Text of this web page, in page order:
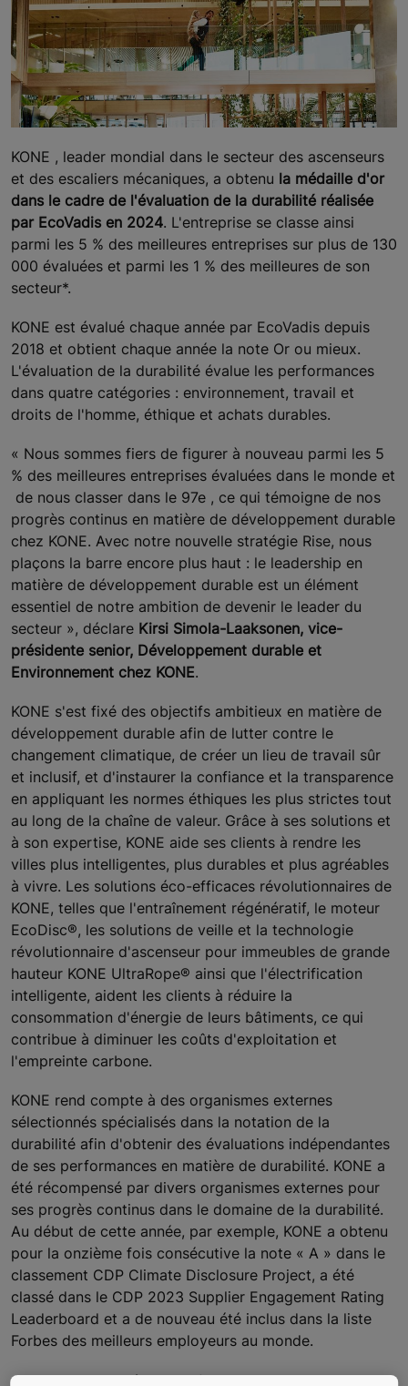
KONE , leader mondial dans le secteur des ascenseurs
et des escaliers mécaniques, a obtenu la médaille d'or
dans le cadre de l'évaluation de la durabilité réalisée
par EcoVadis en 2024. L'entreprise se classe ainsi
parmi les 5 % des meilleures entreprises sur plus de 130
000 évaluées et parmi les 1 % des meilleures de son
secteur*.
KONE est évalué chaque année par EcoVadis depuis
2018 et obtient chaque année la note Or ou mieux.
L'évaluation de la durabilité évalue les performances
dans quatre catégories : environnement, travail et
droits de l'homme, éthique et achats durables.
« Nous sommes fiers de figurer à nouveau parmi les 5
% des meilleures entreprises évaluées dans le monde et
de nous classer dans le 97e , ce qui témoigne de nos
progrès continus en matière de développement durable
chez KONE. Avec notre nouvelle stratégie Rise, nous
plaçons la barre encore plus haut : le leadership en
matière de développement durable est un élément
essentiel de notre ambition de devenir le leader du
secteur », déclare Kirsi Simola-Laaksonen, vice-
présidente senior, Développement durable et
Environnement chez KONE.
KONE s'est fixé des objectifs ambitieux en matière de
développement durable afin de lutter contre le
changement climatique, de créer un lieu de travail sûr
et inclusif, et d'instaurer la confiance et la transparence
en appliquant les normes éthiques les plus strictes tout
au long de la chaîne de valeur. Grâce à ses solutions et
à son expertise, KONE aide ses clients à rendre les
villes plus intelligentes, plus durables et plus agréables
à vivre. Les solutions éco-efficaces révolutionnaires de
KONE, telles que l'entraînement régénératif, le moteur
EcoDisc®, les solutions de veille et la technologie
révolutionnaire d'ascenseur pour immeubles de grande
hauteur KONE UltraRope® ainsi que l'électrification
intelligente, aident les clients à réduire la
consommation d'énergie de leurs bâtiments, ce qui
contribue à diminuer les coûts d'exploitation et
l'empreinte carbone.
KONE rend compte à des organismes externes
sélectionnés spécialisés dans la notation de la
durabilité afin d'obtenir des évaluations indépendantes
de ses performances en matière de durabilité. KONE a
été récompensé par divers organismes externes pour
ses progrès continus dans le domaine de la durabilité.
Au début de cette année, par exemple, KONE a obtenu
pour la onzième fois consécutive la note « A » dans le
classement CDP Climate Disclosure Project, a été
classé dans le CDP 2023 Supplier Engagement Rating
Leaderboard et a de nouveau été inclus dans la liste
Forbes des meilleurs employeurs au monde.
*EcoVadis a utilisé la classification internationale type